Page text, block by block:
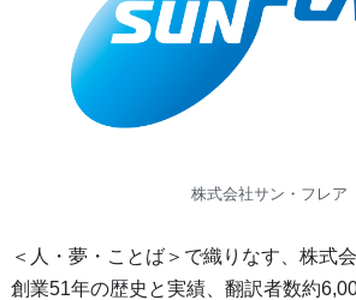
株式会社サン・フレア
＜人・夢・ことば＞で織りなす、株式
創業51年の歴史と実績、翻訳者数約